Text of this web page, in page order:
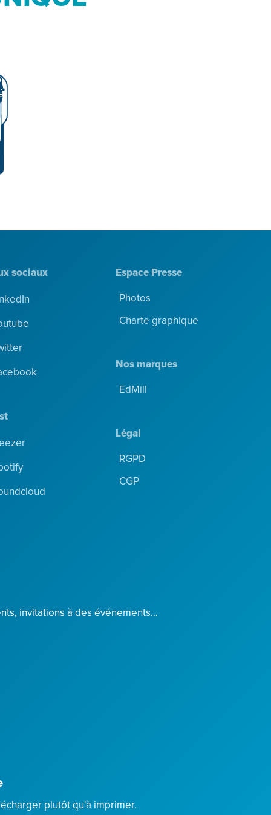
sociaux Espace Presse
Photos
Charte graphique
Nos marques
EdMill
Légal
RGPD
CGP
invitations à des événements…
plutôt qu'à imprimer.